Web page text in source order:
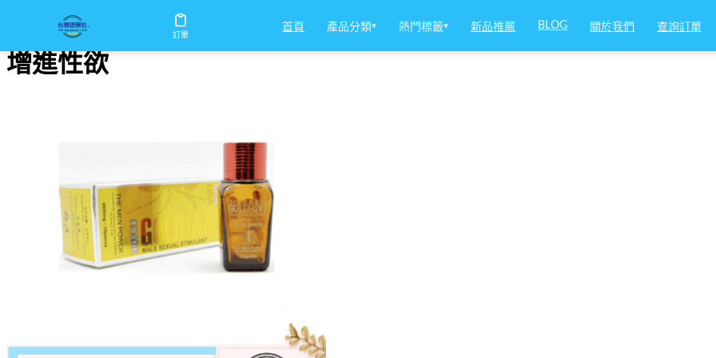
訂單
首頁 產品分類▾ 熱門標籤▾ 新品推薦 BLOG 關於我們 查詢訂單
增進性欲
增進性欲